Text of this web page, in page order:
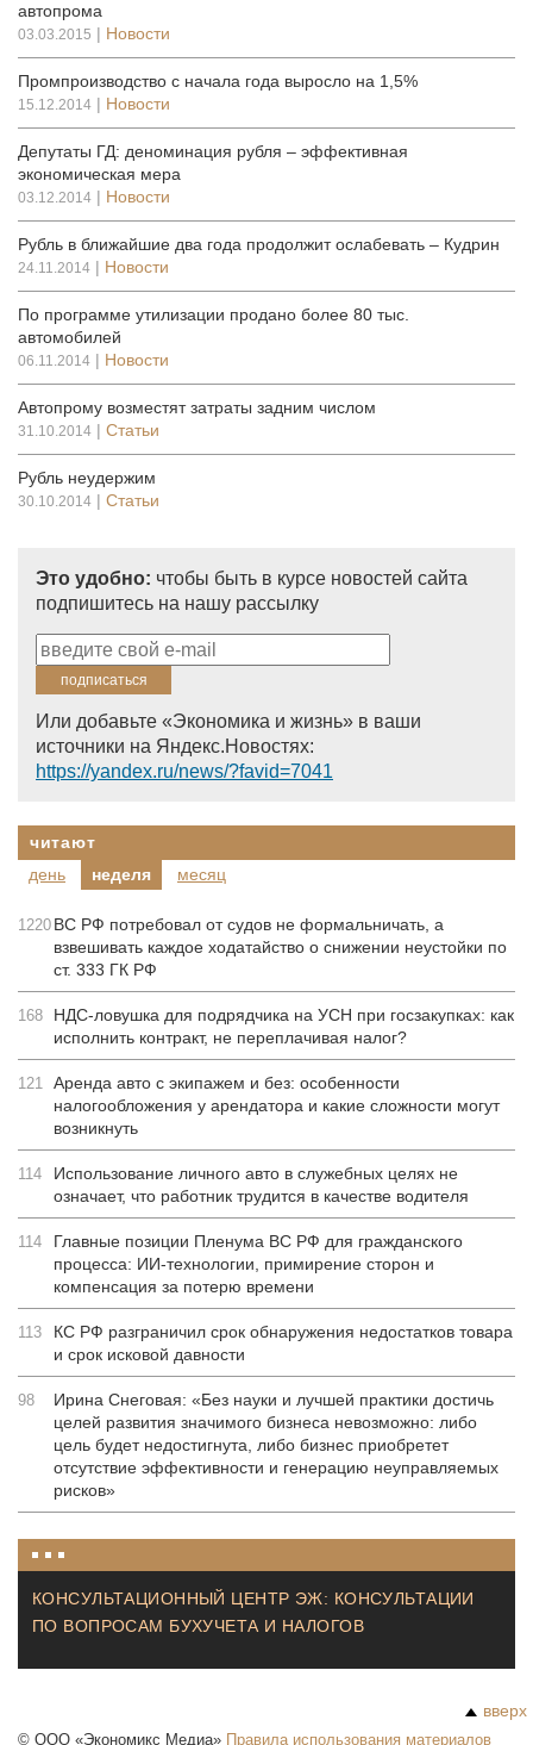
автопрома
03.03.2015 | Новости
Промпроизводство с начала года выросло на 1,5%
15.12.2014 | Новости
Депутаты ГД: деноминация рубля – эффективная
экономическая мера
03.12.2014 | Новости
Рубль в ближайшие два года продолжит ослабевать – Кудрин
24.11.2014 | Новости
По программе утилизации продано более 80 тыс.
автомобилей
06.11.2014 | Новости
Автопрому возместят затраты задним числом
31.10.2014 | Статьи
Рубль неудержим
30.10.2014 | Статьи
Это удобно: чтобы быть в курсе новостей сайта
подпишитесь на нашу рассылку
Или добавьте «Экономика и жизнь» в ваши
источники на Яндекс.Новостях:
https://yandex.ru/news/?favid=7041
читают
день
неделя месяц
1220 ВС РФ потребовал от судов не формальничать, а
взвешивать каждое ходатайство о снижении неустойки по
ст. 333 ГК РФ
168
НДС-ловушка для подрядчика на УСН при госзакупках: как
исполнить контракт, не переплачивая налог?
121 Аренда авто с экипажем и без: особенности
налогообложения у арендатора и какие сложности могут
возникнуть
114
Использование личного авто в служебных целях не
означает, что работник трудится в качестве водителя
114
Главные позиции Пленума ВС РФ для гражданского
процесса: ИИ-технологии, примирение сторон и
компенсация за потерю времени
113
КС РФ разграничил срок обнаружения недостатков товара
и срок исковой давности
98
Ирина Снеговая: «Без науки и лучшей практики достичь
целей развития значимого бизнеса невозможно: либо
цель будет недостигнута, либо бизнес приобретет
отсутствие эффективности и генерацию неуправляемых
рисков»
КОНСУЛЬТАЦИОННЫЙ ЦЕНТР ЭЖ: КОНСУЛЬТАЦИИ
ПО ВОПРОСАМ БУХУЧЕТА И НАЛОГОВ
вверх
© ООО «Экономикс Медиа» Правила использования материалов